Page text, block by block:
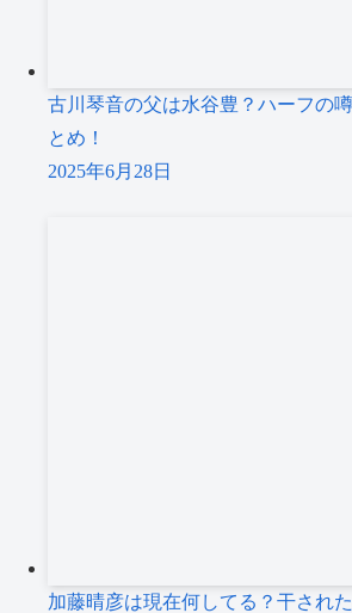
古川琴音の父は水谷豊？ハーフの
とめ！
2025年6月28日
加藤晴彦は現在何してる？干され